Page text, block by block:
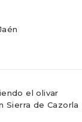
el olivar
Sierra de Cazorla